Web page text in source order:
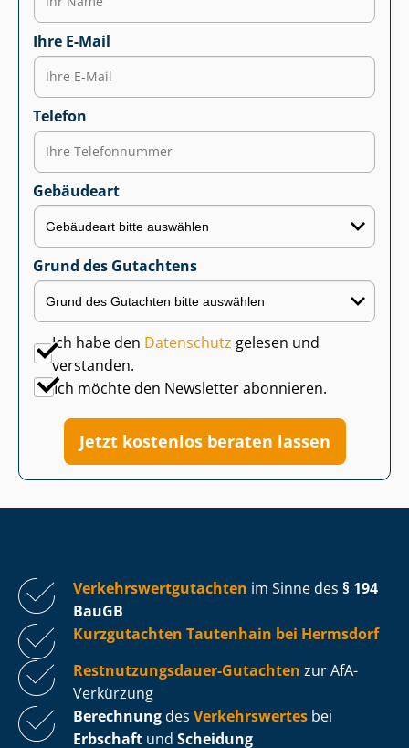
Ihre E-Mail
Telefon
Gebäudeart
Grund des Gutachtens
Ich habe den Datenschutz gelesen und
verstanden.
Ich möchte den Newsletter abonnieren.
Jetzt kostenlos beraten lassen
Ver­kehrs­wert­gut­ach­ten im Sinne des § 194
BauGB
Kurzgutachten Tautenhain bei Hermsdorf
Rest­nut­zungs­dau­er-Gutachten zur AfA-
Verkürzung
Berechnung des Verkehrswertes bei
Erbschaft und Scheidung